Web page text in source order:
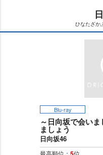
ひなたざか
Blu-ray
～日向坂で会い
ましょう
日向坂46